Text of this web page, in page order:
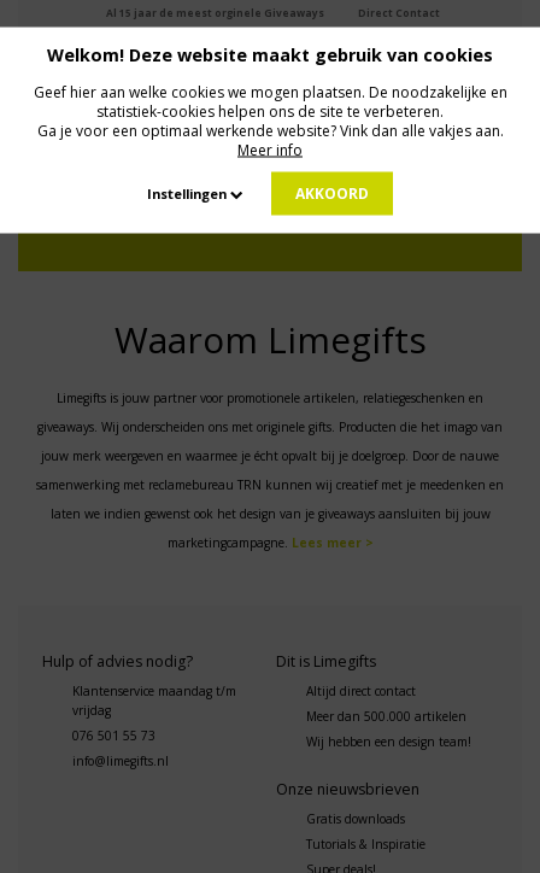
Al 15 jaar de meest orginele Giveaways Direct Contact
MELD JE AAN VOOR ONZE NIEUWSBRIEF
Profiteer van deals en een dosis inspiratie!
Waarom Limegifts
Limegifts is jouw partner voor promotionele artikelen, relatiegeschenken en
giveaways. Wij onderscheiden ons met originele gifts. Producten die het imago van
jouw merk weergeven en waarmee je écht opvalt bij je doelgroep. Door de nauwe
samenwerking met reclamebureau TRN kunnen wij creatief met je meedenken en
laten we indien gewenst ook het design van je giveaways aansluiten bij jouw
marketingcampagne. Lees meer >
Hulp of advies nodig?
Klantenservice maandag t/m
vrijdag
076 501 55 73
info@limegifts.nl
Dit is Limegifts
Altijd direct contact
Meer dan 500.000 artikelen
Wij hebben een design team!
Onze nieuwsbrieven
Gratis downloads
Tutorials & Inspiratie
Super deals!
Welkom! Deze website maakt gebruik van cookies
Geef hier aan welke cookies we mogen plaatsen. De noodzakelijke en
statistiek-cookies helpen ons de site te verbeteren.
Ga je voor een optimaal werkende website? Vink dan alle vakjes aan.
Meer info
Instellingen AKKOORD